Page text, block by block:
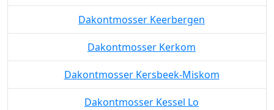
Dakontmosser Keerbergen
Dakontmosser Kerkom
Dakontmosser Kersbeek-Miskom
Dakontmosser Kessel Lo